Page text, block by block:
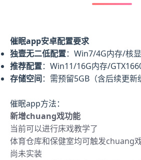
催眠app安卓配置要求
​独壹无二低配置​：Win7/4G内存/核
​推荐配置​：Win11/16G内存/
​存储空间​：需预留5GB（含后续更新
催眠app方法：
新增chuang戏功能
当前可以进行床戏教学了
体育仓库和保健室均可触发chuang
尚未实装